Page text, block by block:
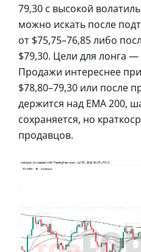
79,30 с высокой
можно искать после
от $75,75–76,85 либо
$79,30. Цели для лонга —
Продажи интереснее
$78,80–79,30 или после
держится над EMA 200,
сохраняется, но
продавцов.